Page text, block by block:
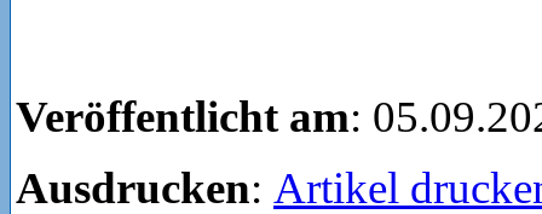
Veröffentlicht am:
Ausdrucken: Artikel